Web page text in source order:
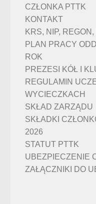
CZŁONKA PTTK
KONTAKT
KRS, NIP,
PLAN PRACY
ROK
PREZESI KÓŁ I
REGULAMIN
WYCIECZKACH
SKŁAD ZARZĄDU
SKŁADKI
2026
STATUT PTTK
UBEZPIECZENIE
ZAŁĄCZNIKI DO